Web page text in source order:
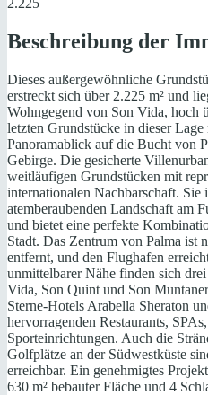
Beschreibung der
Dieses außergewöhnliche
erstreckt sich über 2.225 m² und
Wohngegend von Son Vida, hoch
letzten Grundstücke in dieser Lage
Panoramablick auf die Bucht von
Gebirge. Die gesicherte
weitläufigen Grundstücken mit
internationalen Nachbarschaft. Sie
atemberaubenden Landschaft am
und bietet eine perfekte
Stadt. Das Zentrum von Palma
entfernt, und den Flughafen
unmittelbarer Nähe finden sich
Vida, Son Quint und Son
Sterne-Hotels Arabella Sheraton
hervorragenden Restaurants,
Sporteinrichtungen. Auch die
Golfplätze an der Südwestküste
erreichbar. Ein genehmigtes
630 m² bebauter Fläche und 4